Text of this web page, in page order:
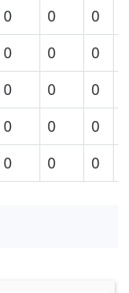
0 0 0
0 0 0
0 0 0
0 0 0
0 0 0